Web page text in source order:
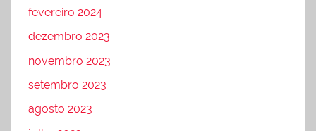
fevereiro 2024
dezembro 2023
novembro 2023
setembro 2023
agosto 2023